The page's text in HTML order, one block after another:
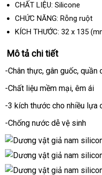
CHẤT LIỆU: Silicone
CHỨC NĂNG: Rỗng ruột
KÍCH THƯỚC: 32 x 135
Mô tả chi tiết
-Chân thựcđấu
giá
, gân guốcvệ
sinh
, quần
-Chất liệu mềm mạihỗ
trợ
, êm ái
-3 kích thước cho nhiều lựa
-Chống nước dễ vệ sinh